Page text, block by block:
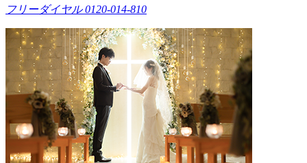
フリーダイヤル 0120-014-810